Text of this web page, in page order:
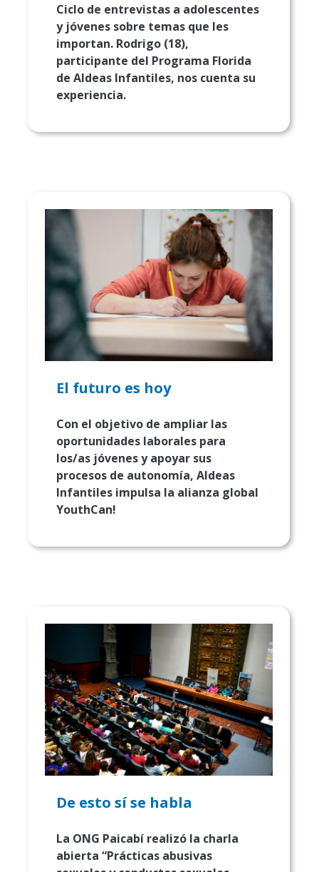
Ciclo de entrevistas a adolescentes
y jóvenes sobre temas que les
importan. Rodrigo (18),
participante del Programa Florida
de Aldeas Infantiles, nos cuenta su
experiencia.
El futuro es hoy
Con el objetivo de ampliar las
oportunidades laborales para
los/as jóvenes y apoyar sus
procesos de autonomía, Aldeas
Infantiles impulsa la alianza global
YouthCan!
De esto sí se habla
La ONG Paicabí realizó la charla
abierta “Prácticas abusivas